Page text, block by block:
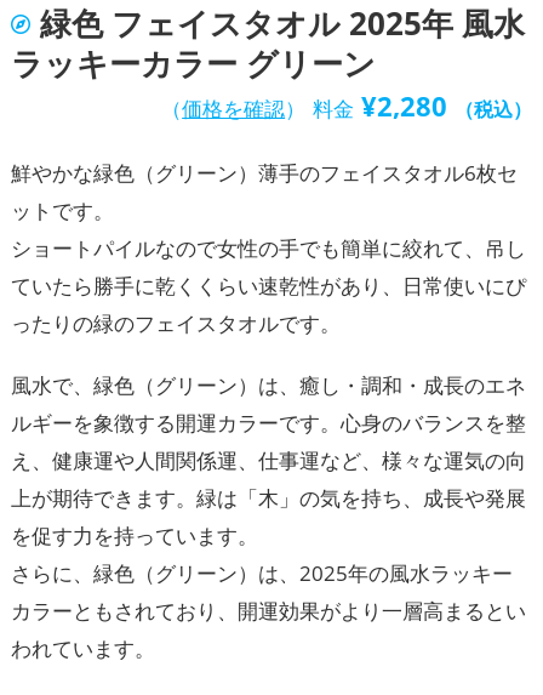
緑色 フェイスタオル 2025年 風水
ラッキーカラー グリーン
（価格を確認） 料金 ¥2,280 （税込）
鮮やかな緑色（グリーン）薄手のフェイスタオル6枚セ
ットです。
ショートパイルなので女性の手でも簡単に絞れて、吊し
ていたら勝手に乾くくらい速乾性があり、日常使いにぴ
ったりの緑のフェイスタオルです。
風水で、緑色（グリーン）は、癒し・調和・成長のエネ
ルギーを象徴する開運カラーです。心身のバランスを整
え、健康運や人間関係運、仕事運など、様々な運気の向
上が期待できます。緑は「木」の気を持ち、成長や発展
を促す力を持っています。
さらに、緑色（グリーン）は、2025年の風水ラッキー
カラーともされており、開運効果がより一層高まるとい
われています。